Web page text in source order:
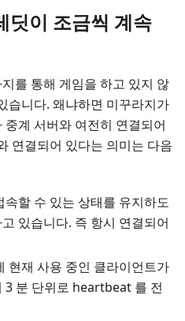
딧이 조금씩 계속
를 통해 게임을 하고 있지 않
습니다. 왜냐하면 미꾸라지가
계 서버와 여전히 연결되어
연결되어 있다는 의미는 다음
할 수 있는 상태를 유지하도
있습니다. 즉 항시 연결되어
현재 사용 중인 클라이언트가
3 분 단위로 heartbeat 를 전